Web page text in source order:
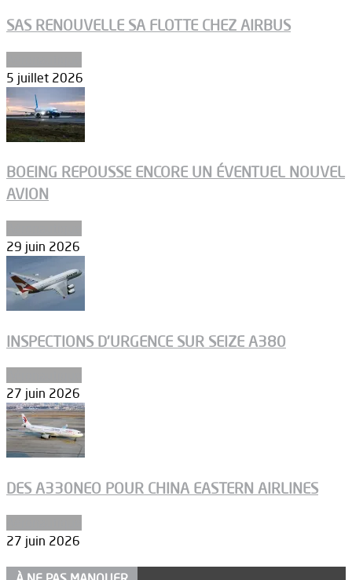
SAS RENOUVELLE SA FLOTTE CHEZ AIRBUS
5 juillet 2026
BOEING REPOUSSE ENCORE UN ÉVENTUEL NOUVEL
AVION
29 juin 2026
INSPECTIONS D’URGENCE SUR SEIZE A380
27 juin 2026
DES A330NEO POUR CHINA EASTERN AIRLINES
27 juin 2026